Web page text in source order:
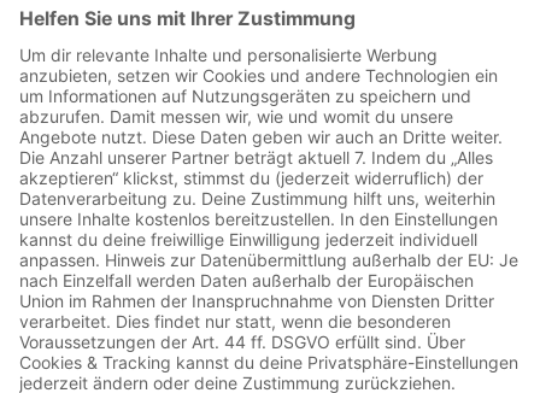
O-Ton: Ausschnitt aus dem Vereins-Podcasts des FC Bayern.
Minute 1: O-Ton: Ausschnitt aus Pressekonferenz vor dem
Hoffenheim-Heimspiel gegen Braga (13.09.2017). Minute 1:
O-Ton: Ausschnitt aus der Pressekonferenz nach der DFB-
Niederlage gegen Österreich (22.12023). Minute 1:.O-Ton:
Ausschnitt aus der Pressekonferenz nach dem deutschen EM-
Viertelfinal-Aus gegen Spanien (05.07.2024). Minute 4: O-
Ton von Bayern-Pressesprecher Dieter Nickles: Ausschnitt
aus der Pressekonferenz zur Vorstellung von Sadio Mané
beim FC Bayern (22.06.2022). Minute 7: Schreibmaschine,
auch bei folgenden Nutzungen aus "old typewriter.wav by
monotraum". Minute 8: Schreibmaschine, auch bei folgenden
Nutzungen aus "old typewriter.wav by monotraum". Minute
9: Schreibmaschine, auch bei folgenden Nutzungen aus "old
typewriter.wav by monotraum". Minute 10: Schreibmaschine,
auch bei folgenden Nutzungen aus "old typewriter.wav by
monotraum". Minute 12: Streicherstück, auch bei folgender
Nutzung "sneaky.wav by so6er". Minute 13: O-Ton aus